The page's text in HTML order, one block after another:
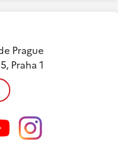
Prague
Praha 1